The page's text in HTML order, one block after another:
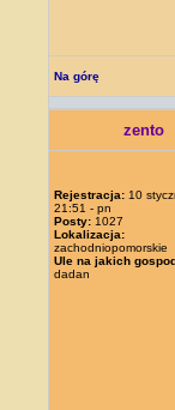
Na górę
zento
Rejestracja: 10
21:51 - pn
Posty: 1027
Lokalizacja:
zachodniopomorskie
Ule na jakich
dadan